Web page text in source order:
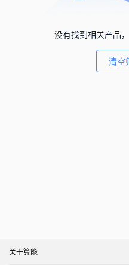
没有找到相关产品
清空
关于算能